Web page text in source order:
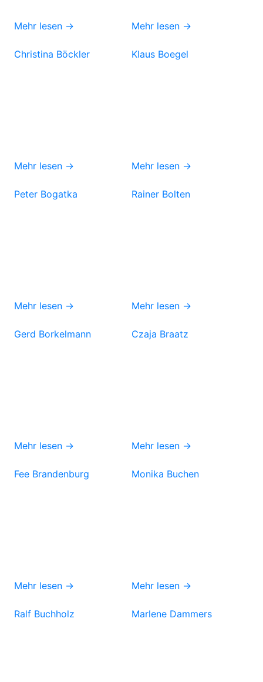
Mehr lesen → Mehr lesen →
Christina Böckler
Mehr lesen →
Klaus Boegel
Mehr lesen →
Peter Bogatka
Mehr lesen →
Rainer Bolten
Mehr lesen →
Gerd Borkelmann
Mehr lesen →
Czaja Braatz
Mehr lesen →
Fee Brandenburg
Mehr lesen →
Monika Buchen
Mehr lesen →
Ralf Buchholz Marlene Dammers